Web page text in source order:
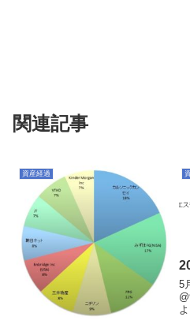
関連記事
資産経過
5